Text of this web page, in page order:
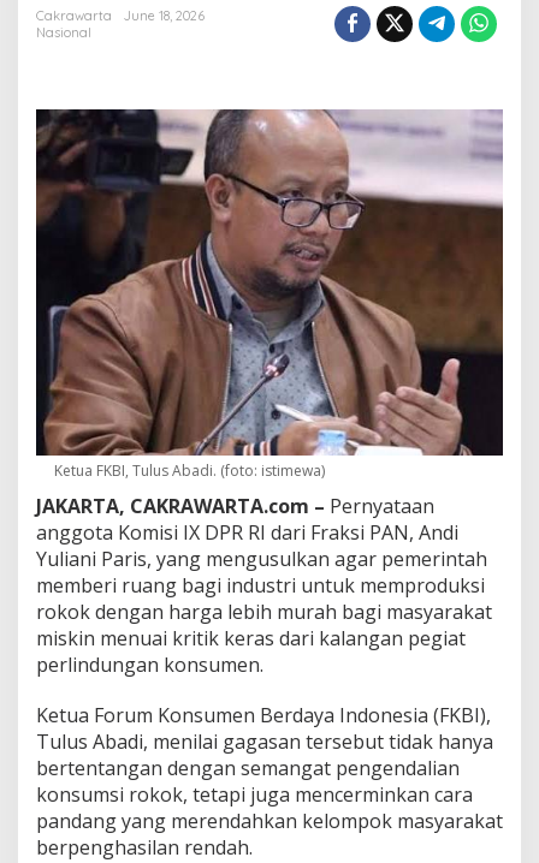
M
u
a
h
u
n
t
u
k
W
a
r
g
a
M
i
k
i
T
u
a
t
i
k
,
F
K
Cakrawarta
June 18, 2026
Nasional
Ketua FKBI, Tulus Abadi. (foto: istimewa)
JAKARTA, CAKRAWARTA.com – Pernyataan
anggota Komisi IX DPR RI dari Fraksi PAN, Andi
Yuliani Paris, yang mengusulkan agar pemerintah
memberi ruang bagi industri untuk memproduksi
rokok dengan harga lebih murah bagi masyarakat
miskin menuai kritik keras dari kalangan pegiat
perlindungan konsumen.
Ketua Forum Konsumen Berdaya Indonesia (FKBI),
Tulus Abadi, menilai gagasan tersebut tidak hanya
bertentangan dengan semangat pengendalian
konsumsi rokok, tetapi juga mencerminkan cara
pandang yang merendahkan kelompok masyarakat
berpenghasilan rendah.